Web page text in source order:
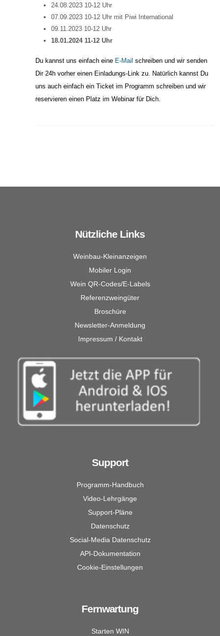
24.08.2023 10-12 Uhr
07.09.2023 10-12 Uhr mit Piwi International
09.11.2023 10-12 Uhr
18.01.2024 11-12 Uhr
Du kannst uns einfach eine E-Mail schreiben und wir senden
Dir 24h vorher einen Einladungs-Link zu. Natürlich kannst Du
uns auch einfach ein Ticket im Programm schreiben und wir
reservieren einen Platz im Webinar für Dich.
Nützliche Links
Weinbau-Kleinanzeigen
Mobiler Login
Wein QR-Codes/E-Labels
Referenzweingüter
Broschüre
Newsletter-Anmeldung
Impressum / Kontakt
Support
Programm-Handbuch
Video-Lehrgänge
Support-Pläne
Datenschutz
Social-Media Datenschutz
API-Dokumentation
Cookie-Einstellungen
Fernwartung
Starten WIN